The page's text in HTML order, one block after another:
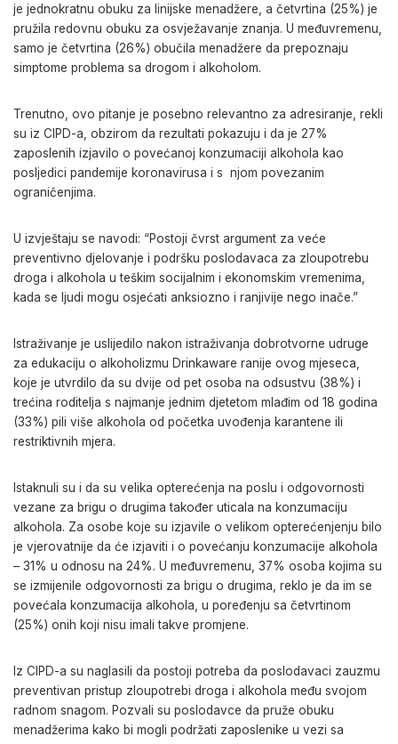
je jednokratnu obuku za linijske menadžere, a četvrtina (25%) je
pružila redovnu obuku za osvježavanje znanja. U međuvremenu,
samo je četvrtina (26%) obučila menadžere da prepoznaju
simptome problema sa drogom i alkoholom.
Trenutno, ovo pitanje je posebno relevantno za adresiranje, rekli
su iz CIPD-a, obzirom da rezultati pokazuju i da je 27%
zaposlenih izjavilo o povećanoj konzumaciji alkohola kao
posljedici pandemije koronavirusa i s njom povezanim
ograničenjima.
U izvještaju se navodi: “Postoji čvrst argument za veće
preventivno djelovanje i podršku poslodavaca za zloupotrebu
droga i alkohola u teškim socijalnim i ekonomskim vremenima,
kada se ljudi mogu osjećati anksiozno i ranjivije nego inače.”
Istraživanje je uslijedilo nakon istraživanja dobrotvorne udruge
za edukaciju o alkoholizmu Drinkaware ranije ovog mjeseca,
koje je utvrdilo da su dvije od pet osoba na odsustvu (38%) i
trećina roditelja s najmanje jednim djetetom mlađim od 18 godina
(33%) pili više alkohola od početka uvođenja karantene ili
restriktivnih mjera.
Istaknuli su i da su velika opterećenja na poslu i odgovornosti
vezane za brigu o drugima također uticala na konzumaciju
alkohola. Za osobe koje su izjavile o velikom opterećenjenju bilo
je vjerovatnije da će izjaviti i o povećanju konzumacije alkohola
– 31% u odnosu na 24%. U međuvremenu, 37% osoba kojima su
se izmijenile odgovornosti za brigu o drugima, reklo je da im se
povećala konzumacija alkohola, u poređenju sa četvrtinom
(25%) onih koji nisu imali takve promjene.
Iz CIPD-a su naglasili da postoji potreba da poslodavaci zauzmu
preventivan pristup zloupotrebi droga i alkohola među svojom
radnom snagom. Pozvali su poslodavce da pruže obuku
menadžerima kako bi mogli podržati zaposlenike u vezi sa